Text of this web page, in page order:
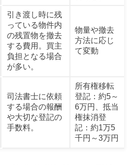
引き渡し時に残
っている物件内
の残置物を撤去
する費用。買主
負担となる場合
が多い。
物量や撤去
方法に応じ
て変動
司法書士に依頼
する場合の報酬
や大切な登記の
手数料。
所有権移転
登記：約5～
6万円、抵当
権抹消登
記：約1万5
千円～3万円